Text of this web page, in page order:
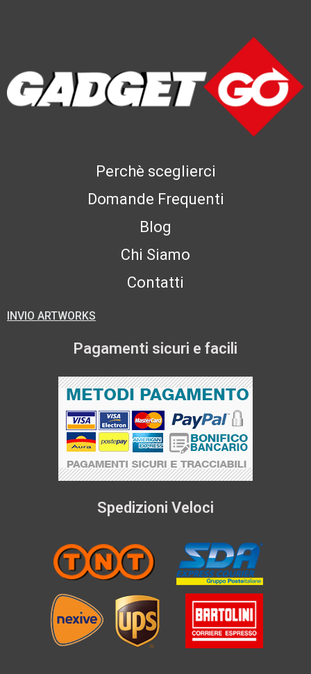
Perchè sceglierci
Domande Frequenti
Blog
Chi Siamo
Contatti
INVIO ARTWORKS
Pagamenti sicuri e facili
Spedizioni Veloci